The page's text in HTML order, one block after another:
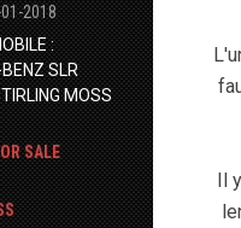
01-2018
:
SLR
MOSS
SALE
Il